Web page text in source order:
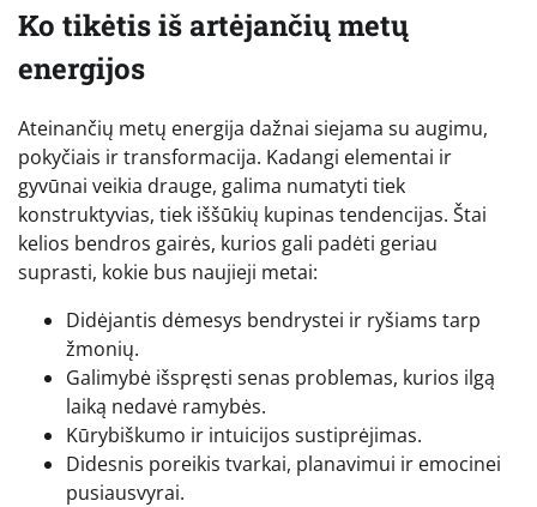
Ko tikėtis iš artėjančių metų
energijos
Ateinančių metų energija dažnai siejama su augimu,
pokyčiais ir transformacija. Kadangi elementai ir
gyvūnai veikia drauge, galima numatyti tiek
konstruktyvias, tiek iššūkių kupinas tendencijas. Štai
kelios bendros gairės, kurios gali padėti geriau
suprasti, kokie bus naujieji metai:
Didėjantis dėmesys bendrystei ir ryšiams tarp
žmonių.
Galimybė išspręsti senas problemas, kurios ilgą
laiką nedavė ramybės.
Kūrybiškumo ir intuicijos sustiprėjimas.
Didesnis poreikis tvarkai, planavimui ir emocinei
pusiausvyrai.